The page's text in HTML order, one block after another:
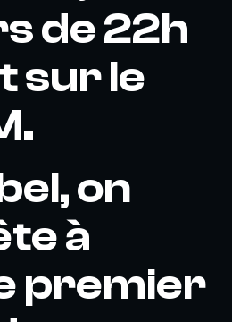
de 22h
sur le
on
à
premier